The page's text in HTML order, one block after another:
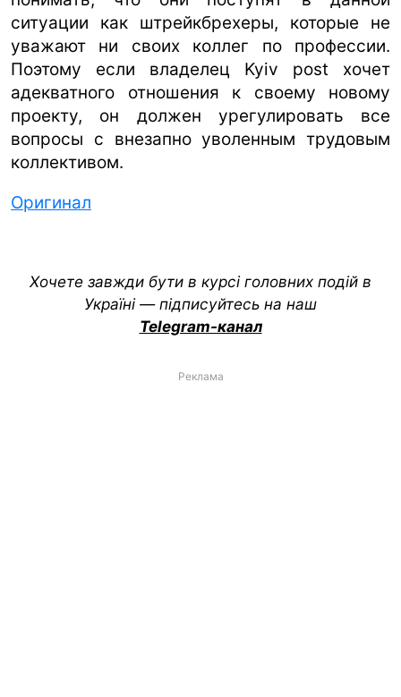
ситуации как штрейкбрехеры, которые не
уважают ни своих коллег по профессии.
Поэтому если владелец Kyiv post хочет
адекватного отношения к своему новому
проекту, он должен урегулировать все
вопросы с внезапно уволенным трудовым
коллективом.
Оригинал
Хочете завжди бути в курсі головних подій в
Україні — підписуйтесь на наш
Telegram-канал
Реклама